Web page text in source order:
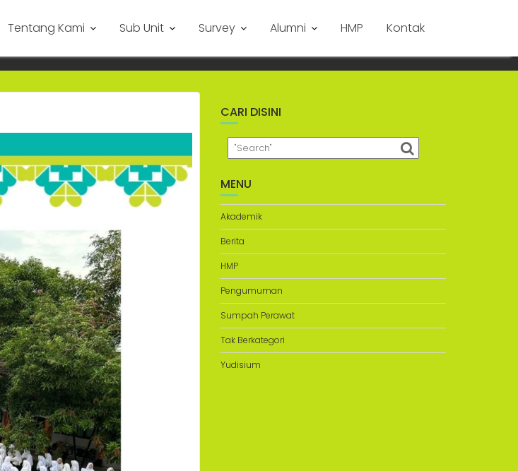
Tentang Kami Sub Unit Survey Alumni HMP Kontak
CARI DISINI
MENU
Akademik
Berita
HMP
Pengumuman
Sumpah Perawat
Tak Berkategori
Yudisium